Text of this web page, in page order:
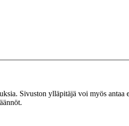
Sivuston ylläpitäjä voi myös